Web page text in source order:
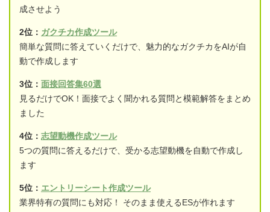
成させよう
2位： ガクチカ作成ツール
簡単な質問に答えていくだけで、魅力的なガクチカをAIが自
動で作成します
3位： 面接回答集60選
見るだけでOK！面接でよく聞かれる質問と模範解答をまとめ
ました
4位： 志望動機作成ツール
5つの質問に答えるだけで、受かる志望動機を自動で作成し
ます
5位： エントリーシート作成ツール
業界特有の質問にも対応！ そのまま使えるESが作れます